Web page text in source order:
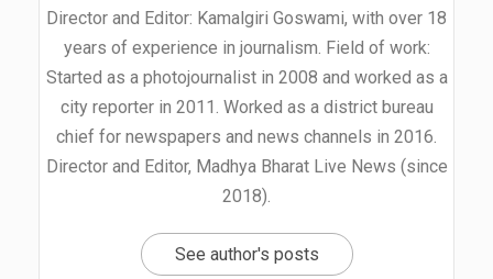
Director and Editor: Kamalgiri Goswami, with over 18
years of experience in journalism. Field of work:
Started as a photojournalist in 2008 and worked as a
city reporter in 2011. Worked as a district bureau
chief for newspapers and news channels in 2016.
Director and Editor, Madhya Bharat Live News (since
2018).
See author's posts